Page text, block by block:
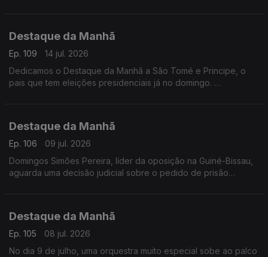
Destaque da Manhã
Ep. 109
14 jul. 2026
Dedicamos o Destaque da Manhã a São Tomé e Principe, o
pais que tem eleições presidenciais já no domingo.
Frederico Pinheiro
Destaque da Manhã
Ep. 106
09 jul. 2026
Domingos Simões Pereira, líder da oposição na Guiné-Bissau,
aguarda uma decisão judicial sobre o pedido de prisão
Destaque da Manhã
Ep. 105
08 jul. 2026
No dia 9 de julho, uma orquestra muito especial sobe ao palco